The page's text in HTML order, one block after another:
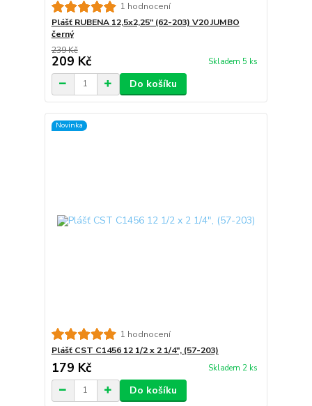
1 hodnocení
Plášť RUBENA 12,5x2,25" (62-203) V20 JUMBO
černý
239 Kč
209 Kč Skladem 5 ks
Do košíku
Novinka
1 hodnocení
Plášť CST C1456 12 1/2 x 2 1/4", (57-203)
179 Kč Skladem 2 ks
Do košíku